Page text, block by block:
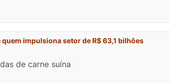
impulsiona setor de R$ 63,1 bilhões
de carne suína